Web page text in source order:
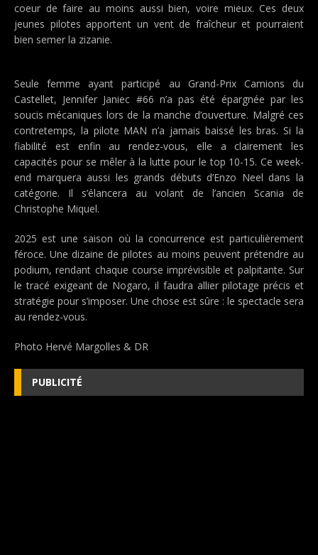
coeur de faire au moins aussi bien, voire mieux. Ces deux
jeunes pilotes apportent un vent de fraîcheur et pourraient
bien semer la zizanie.
Seule femme ayant participé au Grand-Prix Camions du
Castellet, Jennifer Janiec #66 n’a pas été épargnée par les
soucis mécaniques lors de la manche d’ouverture. Malgré ces
contretemps, la pilote MAN n’a jamais baissé les bras. Si la
fiabilité est enfin au rendez-vous, elle a clairement les
capacités pour se mêler à la lutte pour le top 10-15. Ce week-
end marquera aussi les grands débuts d’Enzo Neel dans la
catégorie. Il s’élancera au volant de l’ancien Scania de
Christophe Miquel.
2025 est une saison où la concurrence est particulièrement
féroce. Une dizaine de pilotes au moins peuvent prétendre au
podium, rendant chaque course imprévisible et palpitante. Sur
le tracé exigeant de Nogaro, il faudra allier pilotage précis et
stratégie pour s’imposer. Une chose est sûre : le spectacle sera
au rendez-vous.
Photo Hervé Margolles & DR
PUBLICITÉ